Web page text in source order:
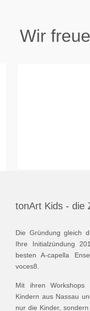
Wir
tonArt Kids - die
Die Gründung gleich
Ihre Initialzündung
besten A-capella
voces8.
Mit ihren
Kindern aus Nassau
nur die Kinder,